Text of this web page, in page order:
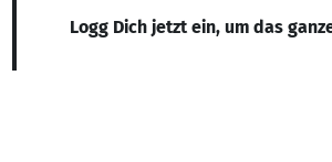
Logg Dich jetzt ein, um das